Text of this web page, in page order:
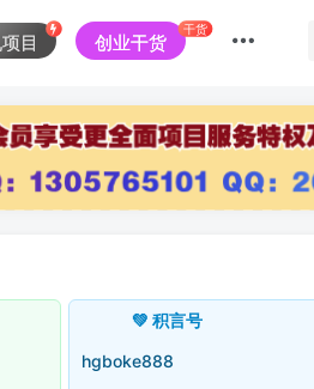
目 创业干货
干货
💚 积言号
hgboke888